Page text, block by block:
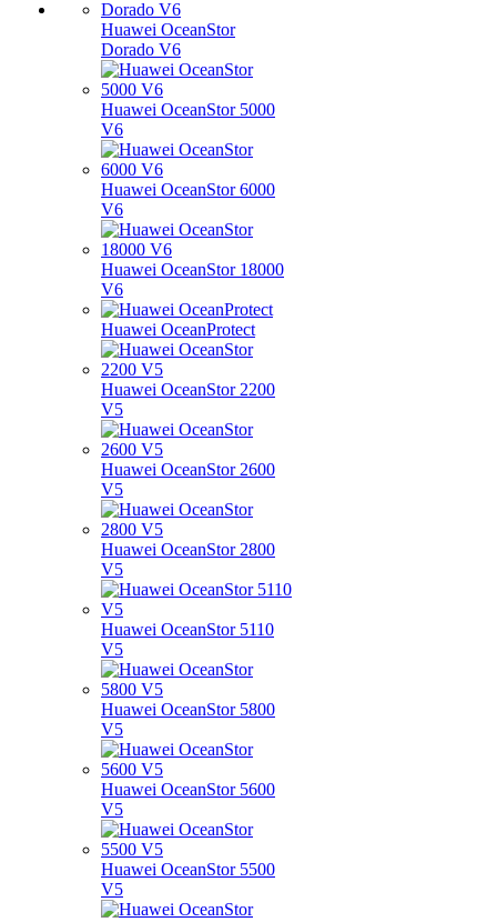
Huawei OceanStor
Dorado V6
Huawei OceanStor 5000
V6
Huawei OceanStor 6000
V6
Huawei OceanStor 18000
V6
Huawei OceanProtect
Huawei OceanStor 2200
V5
Huawei OceanStor 2600
V5
Huawei OceanStor 2800
V5
Huawei OceanStor 5110
V5
Huawei OceanStor 5800
V5
Huawei OceanStor 5600
V5
Huawei OceanStor 5500
V5